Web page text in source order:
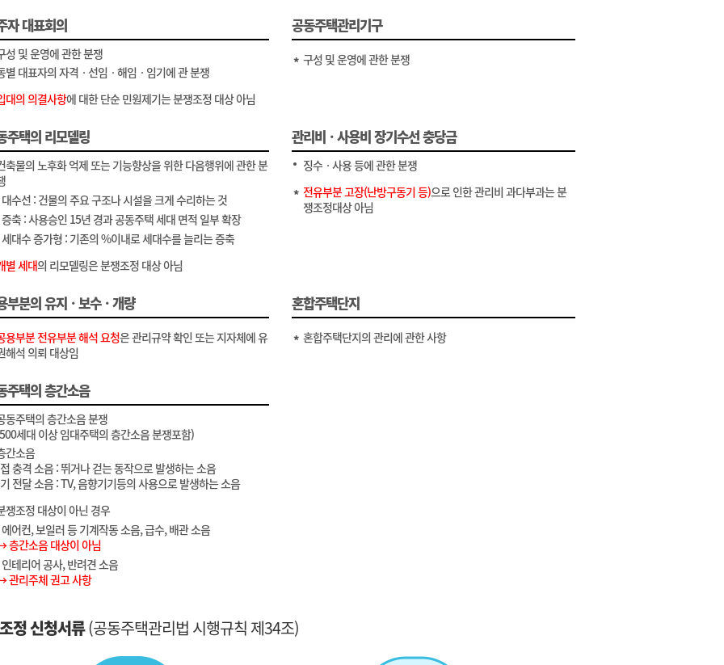
자 대표회의
성 및 운영에 관한 분쟁
별 대표자의 자격ㆍ선임ㆍ해임ㆍ임기에 관 분쟁
대의 의결사항에 대한 단순 민원제기는 분쟁조정 대상 아님
공동주택관리기구
구성 및 운영에 관한 분쟁
주택의 리모델링
축물의 노후화 억제 또는 기능향상을 위한 다음행위에 관한 분
수선 : 건물의 주요 구조나 시설을 크게 수리하는 것
축 : 사용승인 15년 경과 공동주택 세대 면적 일부 확장
대수 증가형 : 기존의 %이내로 세대수를 늘리는 증축
별 세대의 리모델링은 분쟁조정 대상 아님
관리비ㆍ사용비 장기수선 충당금
징수ㆍ사용 등에 관한 분쟁
전유부분 고장(난방구동기 등)으로 인한 관리비 과다부과는 분
쟁조정대상 아님
부분의 유지ㆍ보수ㆍ개량
용부분 전유부분 해석 요청은 관리규약 확인 또는 지자체에 유
해석 의뢰 대상임
혼합주택단지
혼합주택단지의 관리에 관한 사항
주택의 층간소음
동주택의 층간소음 분쟁
세대 이상 임대주택의 층간소음 분쟁포함)
간소음
충격 소음 : 뛰거나 걷는 동작으로 발생하는 소음
전달 소음 : TV, 음향기기등의 사용으로 발생하는 소음
쟁조정 대상이 아닌 경우
어컨, 보일러 등 기계작동 소음, 급수, 배관 소음
층간소음 대상이 아님
테리어 공사, 반려견 소음
관리주체 권고 사항
조정 신청서류(공동주택관리법 시행규칙 제34조)